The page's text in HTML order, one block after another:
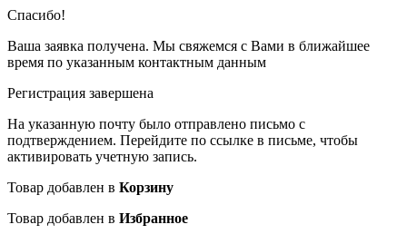
Спасибо!
Ваша заявка получена. Мы свяжемся с Вами в ближайшее
время по указанным контактным данным
Регистрация завершена
На указанную почту было отправлено письмо с
подтверждением. Перейдите по ссылке в письме, чтобы
активировать учетную запись.
Товар добавлен в Корзину
Товар добавлен в Избранное